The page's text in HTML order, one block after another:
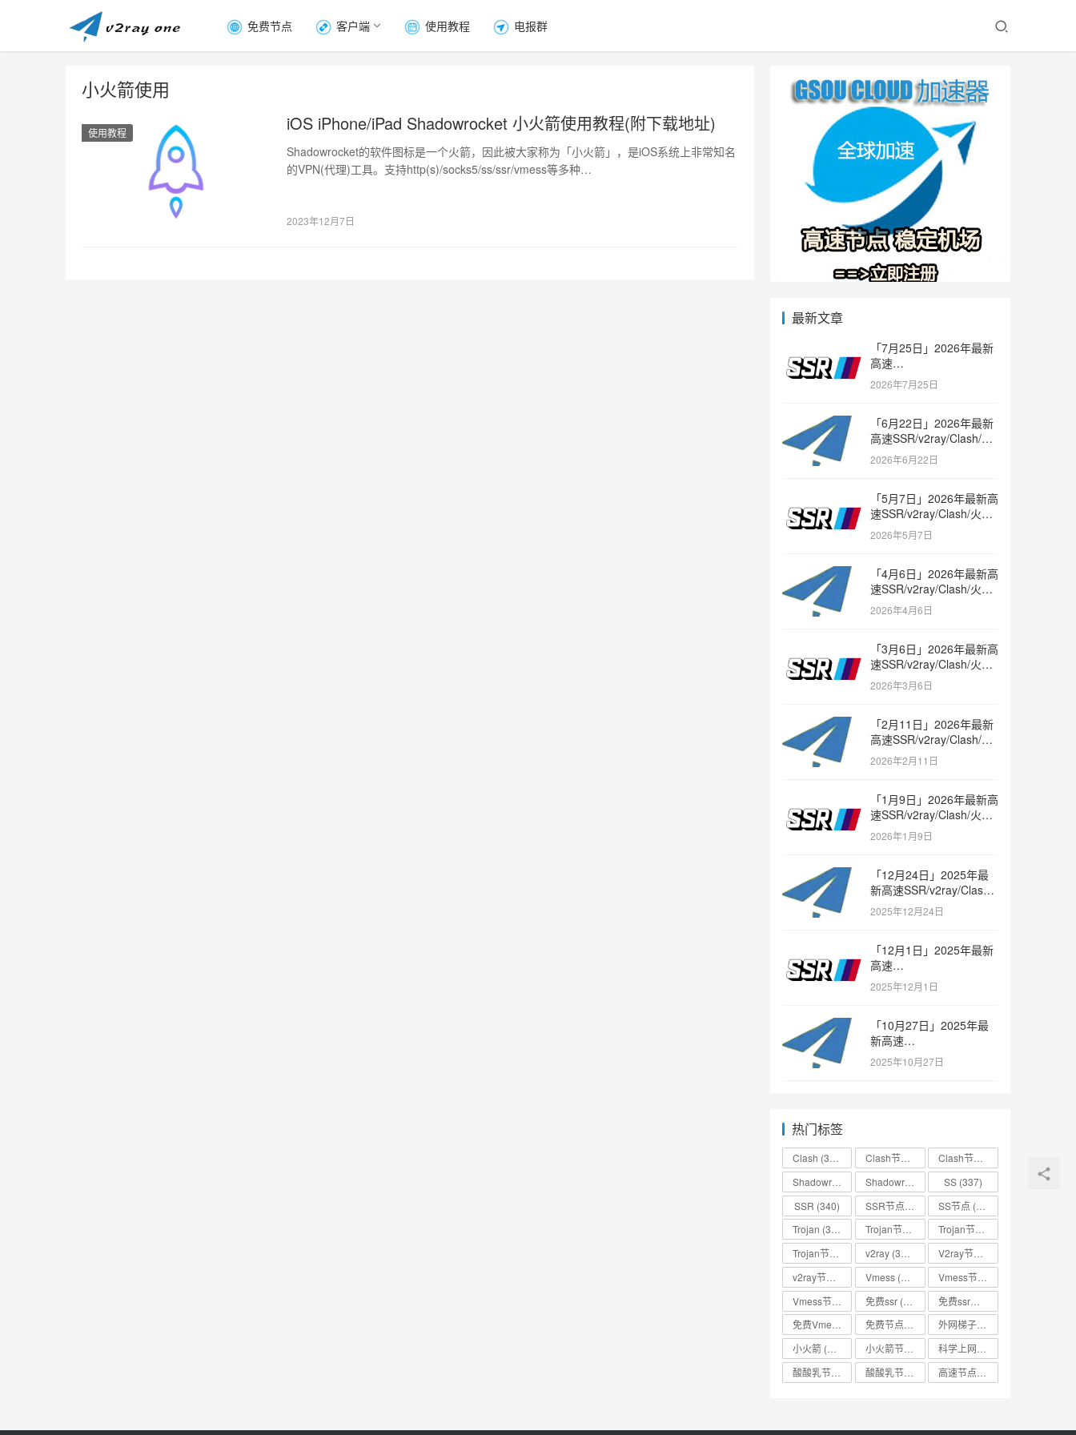
免费节点 客户端 使用教程 电报群
小火箭使用
使用教程 iOS iPhone/iPad Shadowrocket 小火箭使用教程(附下载地址)
Shadowrocket的软件图标是一个火箭，因此被大家称为「小火箭」，是iOS系统上非常知名
的VPN(代理)工具。支持http(s)/socks5/ss/ssr/vmess等多种…
2023年12月7日
最新文章
「7月25日」2026年最新
高速
SSR/v2ray/Clash/trojan
节点免费分享
2026年7月25日
「6月22日」2026年最新
高速SSR/v2ray/Clash/火
箭节点免费分享
2026年6月22日
「5月7日」2026年最新高
速SSR/v2ray/Clash/火箭
节点免费分享
2026年5月7日
「4月6日」2026年最新高
速SSR/v2ray/Clash/火箭
节点免费分享
2026年4月6日
「3月6日」2026年最新高
速SSR/v2ray/Clash/火箭
节点免费分享
2026年3月6日
「2月11日」2026年最新
高速SSR/v2ray/Clash/火
箭节点免费分享
2026年2月11日
「1月9日」2026年最新高
速SSR/v2ray/Clash/火箭
节点免费分享
2026年1月9日
「12月24日」2025年最
新高速SSR/v2ray/Clash/
火箭节点免费分享
2025年12月24日
「12月1日」2025年最新
高速
SSR/v2ray/Clash/trojan
节点免费分享
2025年12月1日
「10月27日」2025年最
新高速
SSR/v2ray/Clash/trojan
节点免费分享
2025年10月27日
热门标签
Clash (338)
(336) (333)
SS (337)
SSR (340) SS节点 (335)
Trojan (333)
(332)
v2ray (337)
(334)
Vmess (330)
(330)
免费ssr (318)
(330)
小火箭 (337) (334)
(318) (318)